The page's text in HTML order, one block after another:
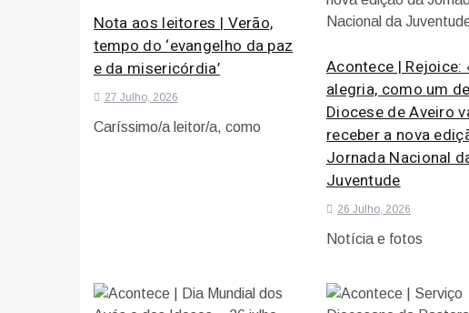
Nota aos leitores | Verão,
tempo do ‘evangelho da paz
e da misericórdia’
27 Julho, 2026
Caríssimo/a leitor/a, como
Acontece | Rejoice:
alegria, como um
Diocese de Aveiro
receber a nova
Jornada Nacional
Juventude
26 Julho, 2026
Notícia e fotos